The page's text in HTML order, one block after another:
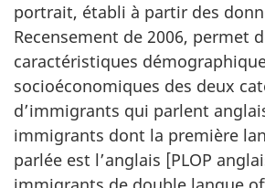
portrait, établi à partir des
Recensement de 2006, permet
caractéristiques
socioéconomiques des deux
d’immigrants qui parlent
immigrants dont la première
parlée est l’anglais [PLOP